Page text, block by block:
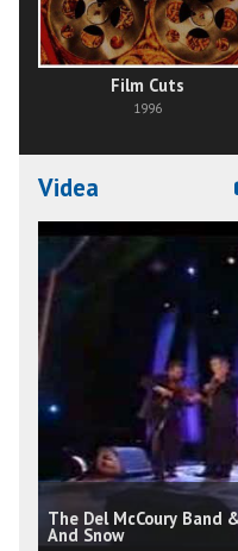
Film Cuts
1996
Videa
The Del McCoury Band
And Snow